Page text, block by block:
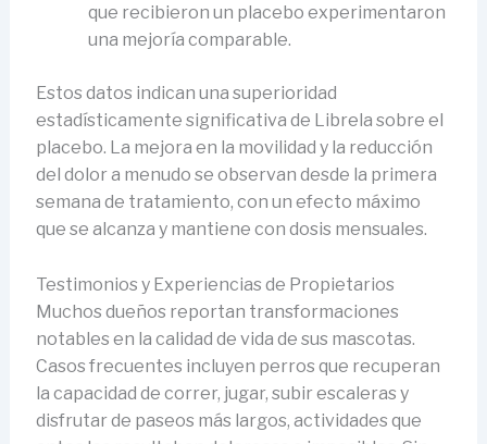
que recibieron un placebo experimentaron
una mejoría comparable.
Estos datos indican una superioridad
estadísticamente significativa de Librela sobre el
placebo. La mejora en la movilidad y la reducción
del dolor a menudo se observan desde la primera
semana de tratamiento, con un efecto máximo
que se alcanza y mantiene con dosis mensuales.
Testimonios y Experiencias de Propietarios
Muchos dueños reportan transformaciones
notables en la calidad de vida de sus mascotas.
Casos frecuentes incluyen perros que recuperan
la capacidad de correr, jugar, subir escaleras y
disfrutar de paseos más largos, actividades que